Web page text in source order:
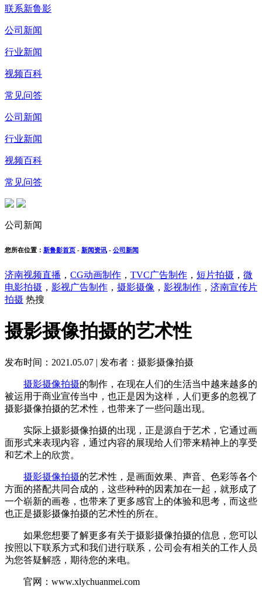
联系新鲁影
公司新闻
行业新闻
视频百科
常见问答
公司新闻
行业新闻
视频百科
常见问答
公司新闻
您所在位置： 新鲁影首页 - 新闻资讯 - 公司新闻
济南视频直播 ， CG动画制作 ， TVC广告制作 ， 短片拍摄 ， 微
电影拍摄 ， 影视广告制作 ， 摄影摄像 ， 影视制作 ， 济南宣传片
拍摄 热搜
摄影摄像拍摄的艺术性
发布时间：2021.05.07 | 发布者：摄影摄像拍摄
摄影摄像拍摄的制作，在现在人们的生活当中越来越多的
被运用于商业宣传当中，也正是因为这样，人们更多的忽视了
摄影摄像拍摄的艺术性，也带来了一些问题出现。
实际上摄影摄像拍摄的出现，正是源自于艺术，它通过画
面形式来表现内容，通过内容的展现给人们带来精神上的享受
和艺术上的欣赏。
摄影摄像拍摄的艺术性，是画面效果、声音、色彩等各个
方面的搭配共同合成的，这些种种的因素加在一起，就形成了
一个崭新的画卷，也带来了更多感官上的体验和思考，而这些
也正是摄影摄像拍摄的艺术性的所在。
如果您想要了解更多有关于摄影摄像拍摄的信息，您可以
按照以下联系方式和我们进行联系，公司会有相关的工作人员
为您答疑解惑，期待您的来电。
官网：www.xlychuanmei.com